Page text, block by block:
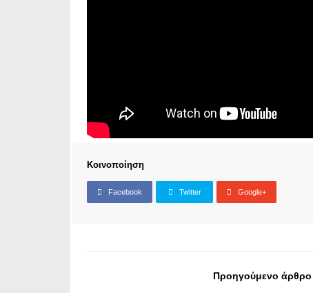
Κοινοποίηση
Facebook Twitter Google+
Προηγούμενο άρθρο